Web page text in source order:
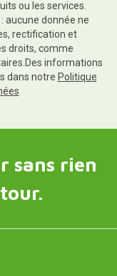
ou les services.
aucune donnée ne
rectification et
droits, comme
informations
dans notre Politique
sans rien